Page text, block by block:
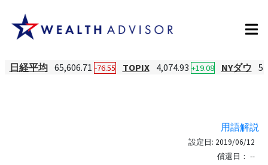
日経平均 65,606.71 -76.55 TOPIX 4,074.93 +19.08 NYダウ
用語解説
設定日: 2019/06/12
償還日： --